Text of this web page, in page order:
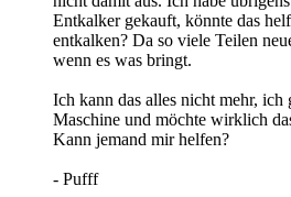
Entkalker gekauft, könnte das
entkalken? Da so viele Teilen
wenn es was bringt.
Ich kann das alles nicht mehr, ich
Maschine und möchte wirklich
Kann jemand mir helfen?
- Pufff